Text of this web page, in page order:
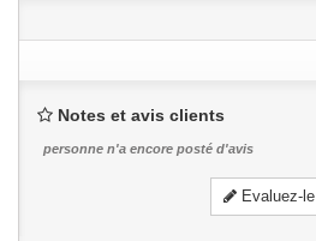
Notes et avis clients
personne n'a encore posté d'avis
Evaluez-le